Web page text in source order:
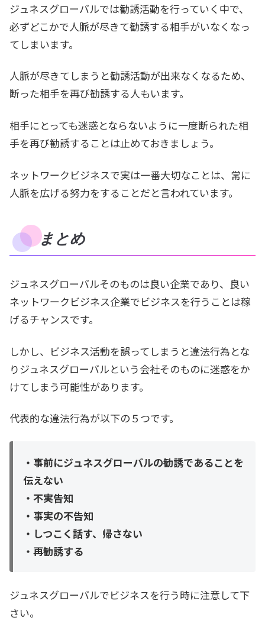
ジュネスグローバルでは勧誘活動を行っていく中で、
必ずどこかで人脈が尽きて勧誘する相手がいなくなっ
てしまいます。
人脈が尽きてしまうと勧誘活動が出来なくなるため、
断った相手を再び勧誘する人もいます。
相手にとっても迷惑とならないように一度断られた相
手を再び勧誘することは止めておきましょう。
ネットワークビジネスで実は一番大切なことは、常に
人脈を広げる努力をすることだと言われています。
まとめ
ジュネスグローバルそのものは良い企業であり、良い
ネットワークビジネス企業でビジネスを行うことは稼
げるチャンスです。
しかし、ビジネス活動を誤ってしまうと違法行為とな
りジュネスグローバルという会社そのものに迷惑をか
けてしまう可能性があります。
代表的な違法行為が以下の５つです。
・事前にジュネスグローバルの勧誘であることを
伝えない
・不実告知
・事実の不告知
・しつこく話す、帰さない
・再勧誘する
ジュネスグローバルでビジネスを行う時に注意して下
さい。